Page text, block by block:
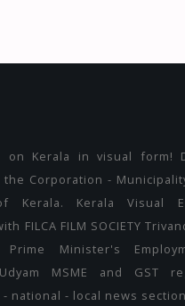
on Kerala in visual form!
Corporation -
Kerala. Kerala Visual
FILCA FILM SOCIETY
Minister's
MSME and GST
national - local news